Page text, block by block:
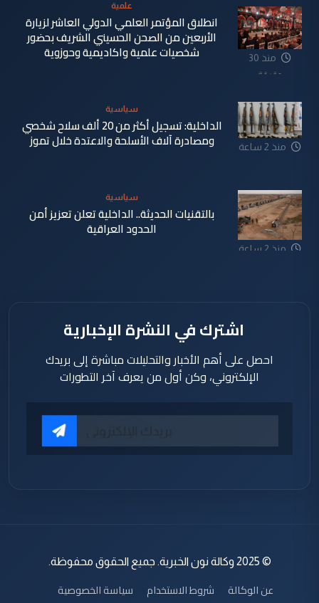
منذ 30
دقيقة
علمية
انطلاق المؤتمر العلمي الدولي العاشر لزيارة
الأربعين من الصحن الحسيني الشريف بحضور
شخصيات علمية واكاديمية وحوزوية
منذ 2 ساعة
سياسية
الداخلية: تسجيل أكثر من 20 ألف سلاح شخصي
ومصادرة آلاف الأسلحة والاعتدة خلال تموز
منذ 2 ساعة
سياسية
بالتقنيات الحديثة.. الداخلية تعلن تعزيز أمن
الحدود العراقية
اشترك في النشرة الإخبارية
احصل على أهم الأخبار والتحليلات مباشرة إلى بريدك
الإلكتروني، وكن أول من يعرف آخر التطورات
© 2025 وكالة نون الخبرية. جميع الحقوق محفوظة.
عن الوكالة شروط الاستخدام
سياسة الخصوصية